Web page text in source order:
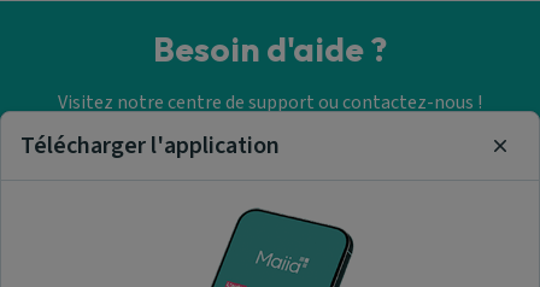
Besoin d'aide ?
Visitez notre centre de support ou contactez-nous !
Aide & Contact
Trouver un pédicure-
Télécharger l'application